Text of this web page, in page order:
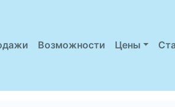
Возможности Цены